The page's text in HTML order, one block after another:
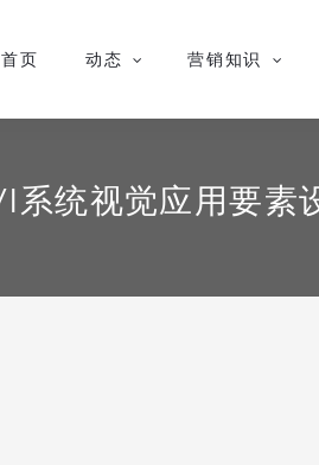
首页 动态 营销知识
系统视觉应用要素